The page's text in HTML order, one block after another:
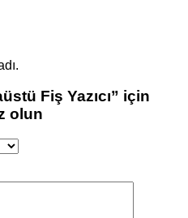
Fiş Yazıcı” için
olun